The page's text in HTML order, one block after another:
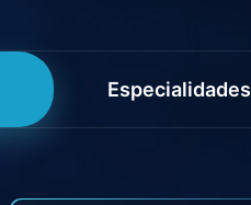
Especialidades